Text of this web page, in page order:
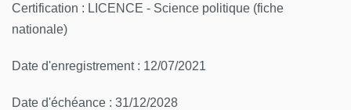
Certification : LICENCE - Science politique (fiche
nationale)
Date d'enregistrement : 12/07/2021
Date d'échéance : 31/12/2028